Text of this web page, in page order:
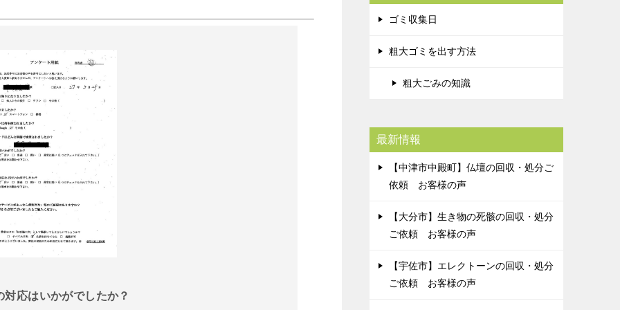
対応はいかがでしたか？
ゴミ収集日
粗大ゴミを出す方法
粗大ごみの知識
最新情報
【中津市中殿町】仏壇の回収・処分ご
依頼 お客様の声
【大分市】生き物の死骸の回収・処分
ご依頼 お客様の声
【宇佐市】エレクトーンの回収・処分
ご依頼 お客様の声